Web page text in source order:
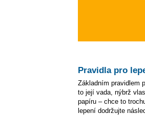
Pravidla pro
Základním pravidlem
to její vada, nýbrž
papíru – chce to
lepení dodržujte